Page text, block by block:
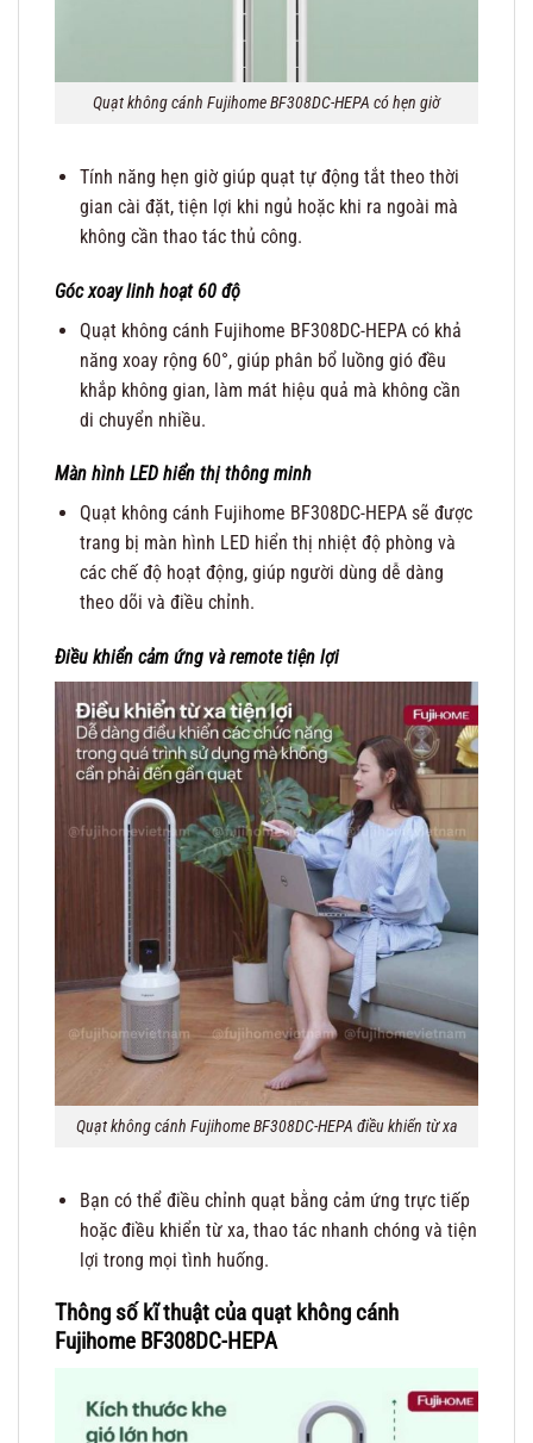
Quạt không cánh Fujihome BF308DC-HEPA có hẹn giờ
Tính năng hẹn giờ giúp quạt tự động tắt theo thời
gian cài đặt, tiện lợi khi ngủ hoặc khi ra ngoài mà
không cần thao tác thủ công.
Góc xoay linh hoạt 60 độ
Quạt không cánh Fujihome BF308DC-HEPA có khả
năng xoay rộng 60°, giúp phân bổ luồng gió đều
khắp không gian, làm mát hiệu quả mà không cần
di chuyển nhiều.
Màn hình LED hiển thị thông minh
Quạt không cánh Fujihome BF308DC-HEPA sẽ được
trang bị màn hình LED hiển thị nhiệt độ phòng và
các chế độ hoạt động, giúp người dùng dễ dàng
theo dõi và điều chỉnh.
Điều khiển cảm ứng và remote tiện lợi
Quạt không cánh Fujihome BF308DC-HEPA điều khiển từ xa
Bạn có thể điều chỉnh quạt bằng cảm ứng trực tiếp
hoặc điều khiển từ xa, thao tác nhanh chóng và tiện
lợi trong mọi tình huống.
Thông số kĩ thuật của quạt không cánh
Fujihome BF308DC-HEPA